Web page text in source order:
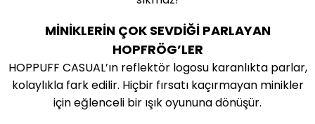
MİNİKLERİN ÇOK SEVDİĞİ PARLAYAN
HOPFRÖG’LER
HOPPUFF CASUAL’ın reflektör logosu karanlıkta parlar,
kolaylıkla fark edilir. Hiçbir fırsatı kaçırmayan minikler
için eğlenceli bir ışık oyununa dönüşür.